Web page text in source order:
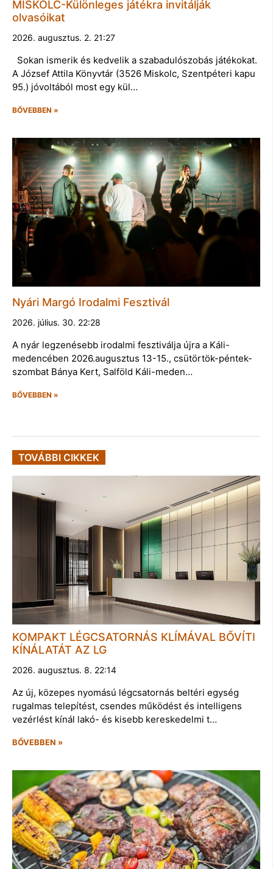
MISKOLC-Különleges játékra invitálják
olvasóikat
2026. augusztus. 2. 21:27
Sokan ismerik és kedvelik a szabadulószobás játékokat.
A József Attila Könyvtár (3526 Miskolc, Szentpéteri kapu
95.) jóvoltából most egy kül…
BŐVEBBEN »
Nyári Margó Irodalmi Fesztivál
2026. július. 30. 22:28
A nyár legzenésebb irodalmi fesztiválja újra a Káli-
medencében 2026.augusztus 13-15., csütörtök-péntek-
szombat Bánya Kert, Salföld Káli-meden…
BŐVEBBEN »
TOVÁBBI CIKKEK
KOMPAKT LÉGCSATORNÁS KLÍMÁVAL BŐVÍTI
KÍNÁLATÁT AZ LG
2026. augusztus. 8. 22:14
Az új, közepes nyomású légcsatornás beltéri egység
rugalmas telepítést, csendes működést és intelligens
vezérlést kínál lakó- és kisebb kereskedelmi t…
BŐVEBBEN »